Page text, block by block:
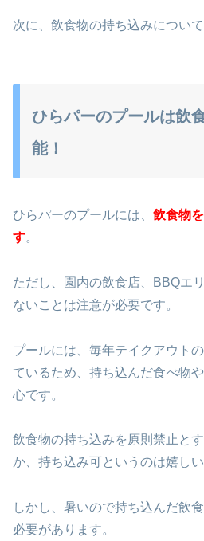
次に、飲食物の持ち込みについて
ひらパーのプールは飲
能！
ひらパーのプールには、 飲食物
す。
ただし、園内の飲食店、BBQエ
ないことは注意が必要です。
プールには、毎年テイクアウト
ているため、持ち込んだ食べ物
心です。
飲食物の持ち込みを原則禁止と
か、持ち込み可というのは嬉しい
しかし、暑いので持ち込んだ飲
必要があります。